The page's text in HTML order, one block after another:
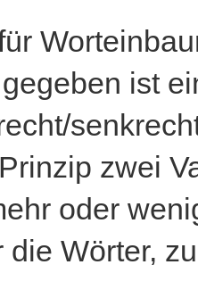
ist
zwei
oder
die Wörter,